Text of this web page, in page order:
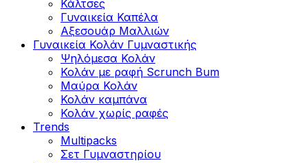
Κάλτσες
Γυναικεία Καπέλα
Αξεσουάρ Μαλλιών
Γυναικεία Κολάν Γυμναστικής
Ψηλόμεσα Κολάν
Κολάν με ραφή Scrunch Bum
Μαύρα Κολάν
Κολάν καμπάνα
Κολάν χωρίς ραφές
Trends
Multipacks
Σετ Γυμναστηρίου